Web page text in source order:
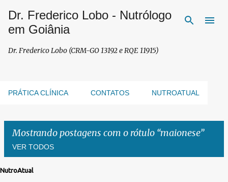
Pular para o conteúdo principal
Dr. Frederico Lobo - Nutrólogo
em Goiânia
Dr. Frederico Lobo (CRM-GO 13192 e RQE 11915)
PRÁTICA CLÍNICA CONTATOS NUTROATUAL
Mostrando postagens com o rótulo maionese
VER TODOS
NutroAtual